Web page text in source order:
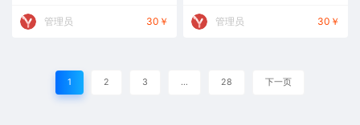
管理员 30￥ 管理员 30￥
1 2 3 … 28 下一页